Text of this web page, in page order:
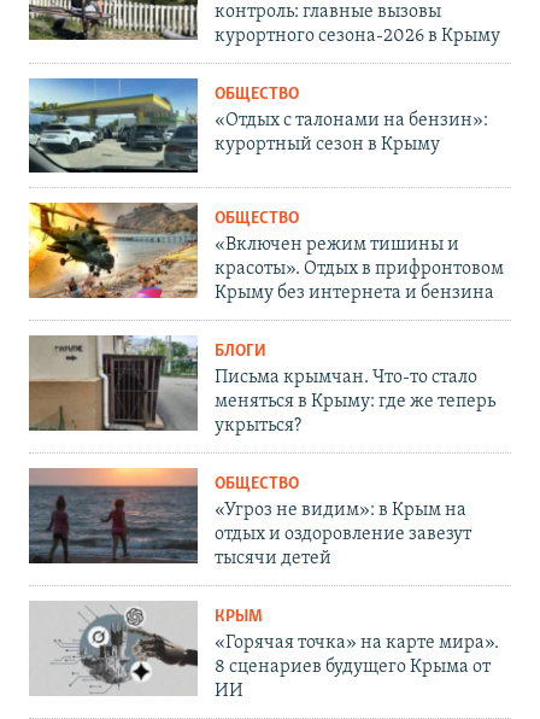
контроль: главные вызовы
курортного сезона-2026 в Крыму
ОБЩЕСТВО
«Отдых с талонами на бензин»:
курортный сезон в Крыму
ОБЩЕСТВО
«Включен режим тишины и
красоты». Отдых в прифронтовом
Крыму без интернета и бензина
БЛОГИ
Письма крымчан. Что-то стало
меняться в Крыму: где же теперь
укрыться?
ОБЩЕСТВО
«Угроз не видим»: в Крым на
отдых и оздоровление завезут
тысячи детей
КРЫМ
«Горячая точка» на карте мира».
8 сценариев будущего Крыма от
ИИ